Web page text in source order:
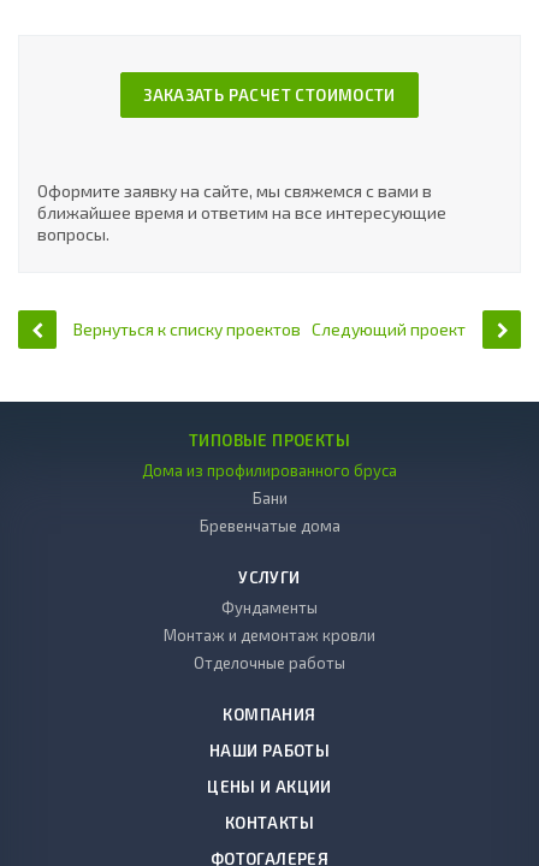
ЗАКАЗАТЬ РАСЧЕТ СТОИМОСТИ
Оформите заявку на сайте, мы свяжемся с вами в
ближайшее время и ответим на все интересующие
вопросы.
Вернуться к списку проектов Следующий проект
ТИПОВЫЕ ПРОЕКТЫ
Дома из профилированного бруса
Бани
Бревенчатые дома
УСЛУГИ
Фундаменты
Монтаж и демонтаж кровли
Отделочные работы
КОМПАНИЯ
НАШИ РАБОТЫ
ЦЕНЫ И АКЦИИ
КОНТАКТЫ
ФОТОГАЛЕРЕЯ